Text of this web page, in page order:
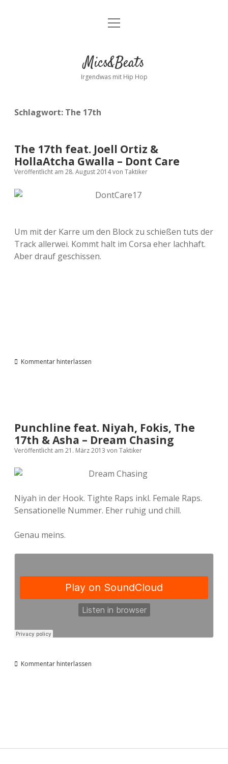
Kontakt
facebookinstagram
bandcamp
spotify
Menü
Mics&Beats
Irgendwas mit Hip Hop
Schlagwort: The 17th
The 17th feat. Joell Ortiz &
HollaAtcha Gwalla​ – Dont Care
Veröffentlicht am 28. August 2014von Taktiker
Um mit der Karre um den Block zu schießen tuts der
Track allerwei. Kommt halt im Corsa eher lachhaft.
Aber drauf geschissen.
Kommentar hinterlassen
Punchline feat. Niyah, Fokis, The
17th & Asha – Dream Chasing
Veröffentlicht am 21. März 2013 von Taktiker
Niyah in der Hook. Tighte Raps inkl. Female Raps.
Sensationelle Nummer. Eher ruhig und chill.
Genau meins.
Kommentar hinterlassen